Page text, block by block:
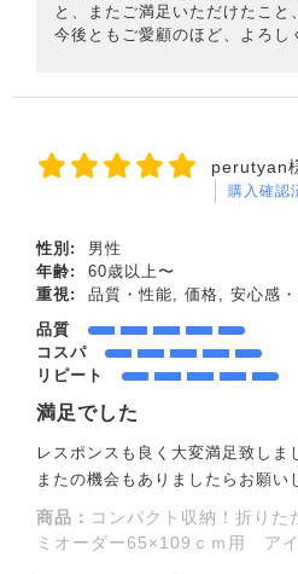
と、またご満足いただけたこと
今後ともご愛顧のほど、よろし
perutyan
購入確認
性別:
男性
年齢:
60歳以上〜
重視:
品質・性能, 価格, 安心感
品質
コスパ
リピート
満足でした
レスポンスも良く大変満足致しま
またの機会もありましたらお願い
商品： コンパクト収納！折り
ミオーダー65×109ｃｍ用 ア